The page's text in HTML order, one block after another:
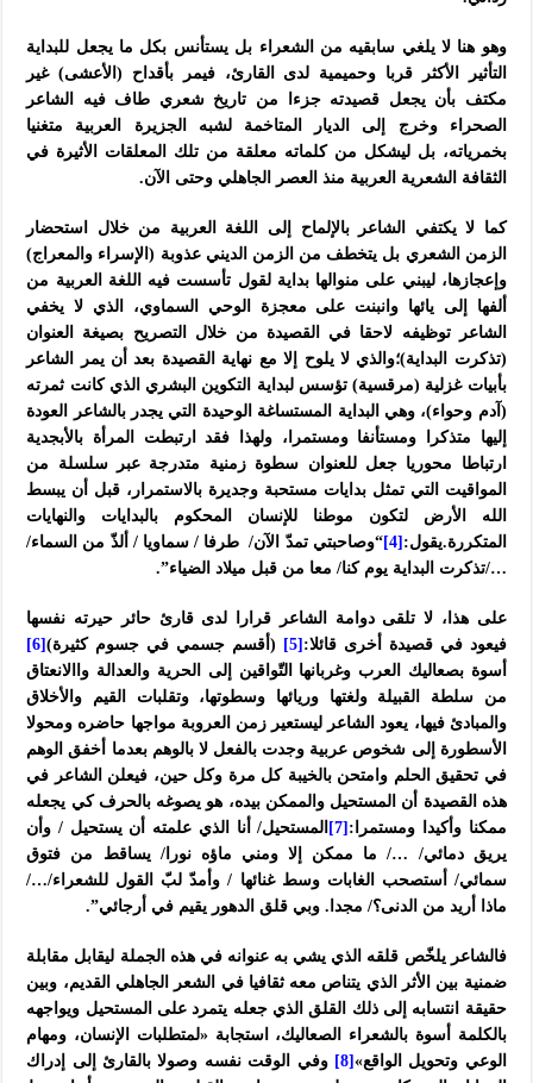
وهو هنا لا يلغي سابقيه من الشعراء بل يستأنس بكل ما يجعل للبداية
التأثير الأكثر قربا وحميمية لدى القارئ، فيمر بأقداح (الأعشى) غير
مكتف بأن يجعل قصيدته جزءا من تاريخ شعري طاف فيه الشاعر
الصحراء وخرج إلى الديار المتاخمة لشبه الجزيرة العربية متغنيا
بخمرياته، بل ليشكل من كلماته معلقة من تلك المعلقات الأثيرة في
الثقافة الشعرية العربية منذ العصر الجاهلي وحتى الآن.
كما لا يكتفي الشاعر بالإلماح إلى اللغة العربية من خلال استحضار
الزمن الشعري بل يتخطف من الزمن الديني عذوبة (الإسراء والمعراج)
وإعجازها، ليبني على منوالها بداية لقول تأسست فيه اللغة العربية من
ألفها إلى يائها وانبنت على معجزة الوحي السماوي، الذي لا يخفي
الشاعر توظيفه لاحقا في القصيدة من خلال التصريح بصيغة العنوان
(تذكرت البداية)؛والذي لا يلوح إلا مع نهاية القصيدة بعد أن يمر الشاعر
بأبيات غزلية (مرقسية) تؤسس لبداية التكوين البشري الذي كانت ثمرته
(آدم وحواء)، وهي البداية المستساغة الوحيدة التي يجدر بالشاعر العودة
إليها متذكرا ومستأنفا ومستمرا، ولهذا فقد ارتبطت المرأة بالأبجدية
ارتباطا محوريا جعل للعنوان سطوة زمنية متدرجة عبر سلسلة من
المواقيت التي تمثل بدايات مستحبة وجديرة بالاستمرار، قبل أن يبسط
الله الأرض لتكون موطنا للإنسان المحكوم بالبدايات والنهايات
المتكررة.يقول: [4]
“وصاحبتي تمدّ الآن/ طرفا / سماويا / ألذّ من السماء/
…/تذكرت البداية يوم كنا/ معا من قبل ميلاد الضياء”.
على هذا، لا تلقى دوامة الشاعر قرارا لدى قارئ حائر حيرته نفسها
فيعود في قصيدة أخرى قائلا: [5] (أقسم جسمي في جسوم كثيرة)[6]
أسوة بصعاليك العرب وغربانها التّواقين إلى الحرية والعدالة واالانعتاق
من سلطة القبيلة ولغتها وريائها وسطوتها، وتقلبات القيم والأخلاق
والمبادئ فيها، يعود الشاعر ليستعير زمن العروبة مواجها حاضره ومحولا
الأسطورة إلى شخوص عربية وجدت بالفعل لا بالوهم بعدما أخفق الوهم
في تحقيق الحلم وامتحن بالخيبة كل مرة وكل حين، فيعلن الشاعر في
هذه القصيدة أن المستحيل والممكن بيده، هو يصوغه بالحرف كي يجعله
ممكنا وأكيدا ومستمرا: [7]
المستحيل/ أنا الذي علمته أن يستحيل / وأن
يريق دمائي/ …/ ما ممكن إلا ومني ماؤه نورا/ يساقط من فتوق
سمائي/ أستصحب الغابات وسط غنائها / وأمدّ لبّ القول للشعراء/…/
ماذا أريد من الدنى؟/ مجدا. وبي قلق الدهور يقيم في أرجائي”.
فالشاعر يلخّص قلقه الذي يشي به عنوانه في هذه الجملة ليقابل مقابلة
ضمنية بين الأثر الذي يتناص معه ثقافيا في الشعر الجاهلي القديم، وبين
حقيقة انتسابه إلى ذلك القلق الذي جعله يتمرد على المستحيل ويواجهه
بالكلمة أسوة بالشعراء الصعاليك، استجابة «لمتطلبات الإنسان، ومهام
الوعي وتحويل الواقع» [8]
وفي الوقت نفسه وصولا بالقارئ إلى إدراك